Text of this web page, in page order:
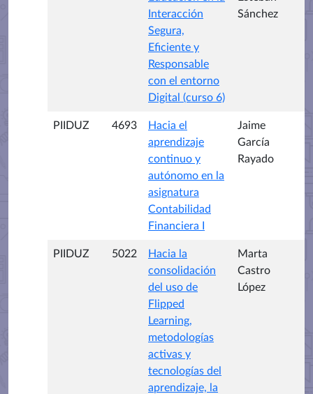
Interacción
Segura,
Eficiente y
Responsable
con el entorno
Digital (curso 6)
Sánchez
PIIDUZ 4693
Hacia el
aprendizaje
continuo y
autónomo en la
asignatura
Contabilidad
Financiera I
Jaime
García
Rayado
PIIDUZ 5022
Hacia la
consolidación
del uso de
Flipped
Learning,
metodologías
activas y
tecnologías del
aprendizaje, la
Marta
Castro
López